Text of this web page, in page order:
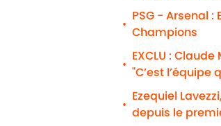
•
PSG - Arsenal :
Champions
•
EXCLU :
"C’est l’équipe
•
Ezequiel
depuis le